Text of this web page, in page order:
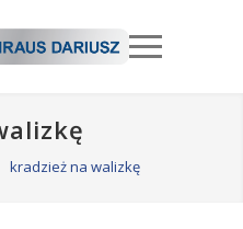
kradzież na walizkę